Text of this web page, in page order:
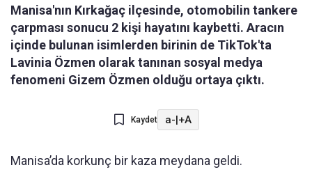
Manisa'nın Kırkağaç ilçesinde, otomobilin tankere
çarpması sonucu 2 kişi hayatını kaybetti. Aracın
içinde bulunan isimlerden birinin de TikTok'ta
Lavinia Özmen olarak tanınan sosyal medya
fenomeni Gizem Özmen olduğu ortaya çıktı.
Kaydet a-|+A
Manisa’da korkunç bir kaza meydana geldi.